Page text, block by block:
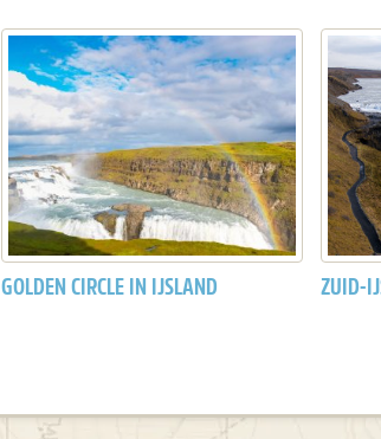
GOLDEN CIRCLE IN IJSLAND ZUID-